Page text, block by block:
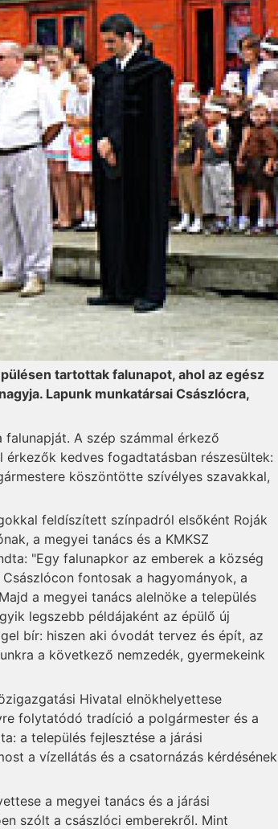
tartottak falunapot, ahol az egész
Lapunk munkatársai Császlócra,
A szép számmal érkező
kedves fogadtatásban részesültek:
köszöntötte szívélyes szavakkal,
feldíszített színpadról elsőként Roják
a megyei tanács és a KMKSZ
"Egy falunapkor az emberek a község
fontosak a hagyományok, a
a megyei tanács alelnöke a település
legszebb példájaként az épülő új
bír: hiszen aki óvodát tervez és épít, az
a következő nemzedék, gyermekeink
Hivatal elnökhelyettese
folytatódó tradíció a polgármester és a
a település fejlesztése a járási
a vízellátás és a csatornázás kérdésének
a megyei tanács és a járási
szólt a császlóci emberekről. Mint